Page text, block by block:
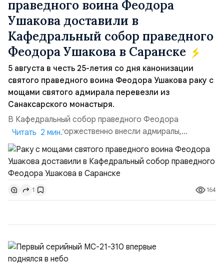
праведного воина Феодора
Ушакова доставили в
Кафедральный собор праведного
Феодора Ушакова в Саранске
5 августа в честь 25-летия со дня канонизации
святого праведного воина Феодора Ушакова раку с
мощами святого адмирала перевезли из
Санаксарского монастыря.
В Кафедральный собор праведного Феодора
Ушакова раку торжественно внесли адмиралы,
участвовавшие в канонизации святого праведного
воина Феодора Ушакова 25 лет назад:Адмирал
Владимир Прокофьевич Валуев, командующий
Балтийским флотом ВМФ России (2001–2006
гг.);Адмирал Владимир Петрович Комоедов,
командующий Черноморским флотом ВМФ России
Читать 2 мин.
1 164